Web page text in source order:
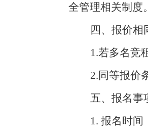
全管理相关制度
四、报价相
1.若多名竞
2.同等报价
五、报名事
1. 报名时间